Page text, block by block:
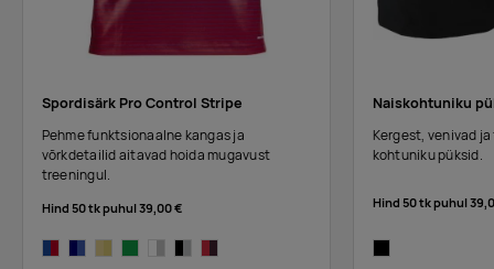
Spordisärk Pro Control Stripe
Pehme funktsionaalne kangas ja
võrkdetailid aitavad hoida mugavust
treeningul.
Hind 50 tk puhul39,00 €
Naiskohtuniku
Kergest, venivad
kohtuniku püksid.
Hind 50 tk puhul